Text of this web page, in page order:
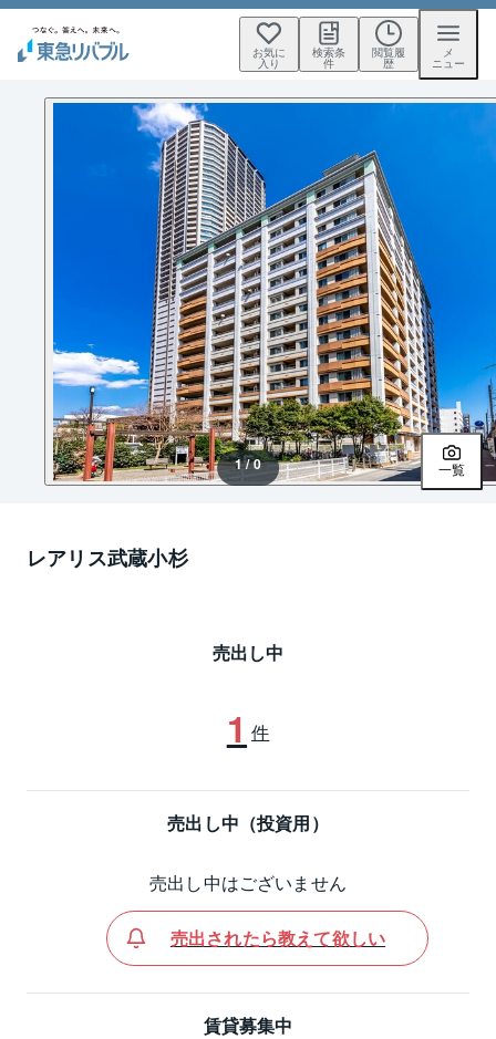
お気に
入り
検索条
件
閲覧履
歴
メ
ニュー
1 / 0 一覧
レアリス武蔵小杉
売出し中
1 件
売出し中（投資用）
売出し中はございません
売出されたら教えて欲しい
賃貸募集中